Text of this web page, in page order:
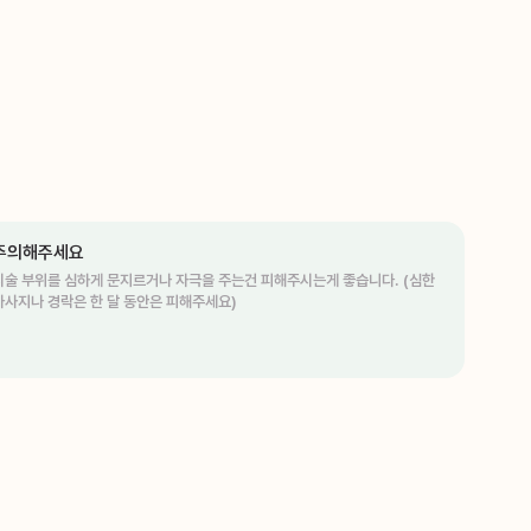
의해주세요
술 부위를 심하게 문지르거나 자극을 주는건 피해주시는게 좋습니다. (심한
사지나 경락은 한 달 동안은 피해주세요)